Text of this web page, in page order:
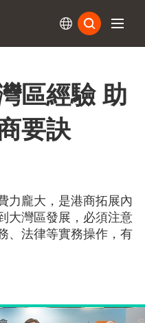
區經驗 助
要訣
力龐大，是港商拓展內
大灣區發展，必須注意
、法律等實務操作，有